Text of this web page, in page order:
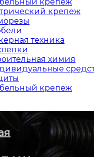
крепеж
техника
химия
крепеж